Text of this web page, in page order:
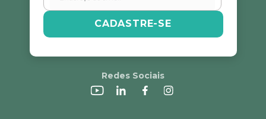
CADASTRE-SE
Redes Sociais